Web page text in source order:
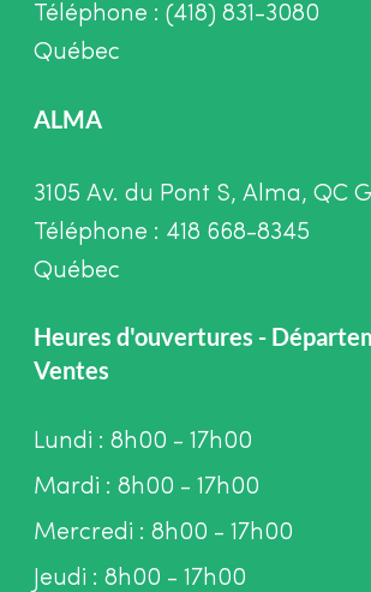
Téléphone : (418) 831-3080
Québec
ALMA
3105 Av. du Pont S, Alma, QC
Téléphone : 418 668-8345
Québec
Heures d'ouvertures -
Ventes
Lundi : 8h00 - 17h00
Mardi : 8h00 - 17h00
Mercredi : 8h00 - 17h00
Jeudi : 8h00 - 17h00